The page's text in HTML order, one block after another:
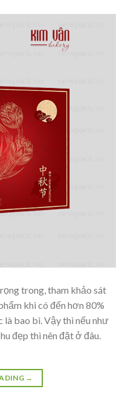
trong, tham khảo sát
khi có đến hơn 80%
là bao bì. Vậy thì nếu như
đẹp thì nên đặt ở đâu.
→